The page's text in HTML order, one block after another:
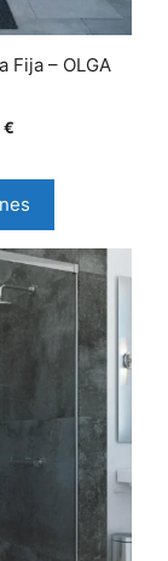
Fija – OLGA
€